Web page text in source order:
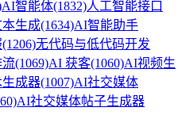
AI智能体(1832)人工智能接口
生成(1634)AI智能助手
(1206)无代码与低代码开发
(1069)AI 获客(1060)AI视频生
成器(1007)AI社交媒体
AI社交媒体帖子生成器